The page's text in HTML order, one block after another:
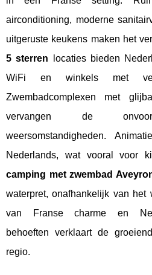
airconditioning, moderne
uitgeruste keukens maken het
5 sterren locaties bieden
WiFi en winkels met
Zwembadcomplexen met
vervangen de
weersomstandigheden.
Nederlands, wat vooral voor
camping met zwembad
waterpret, onafhankelijk van het
van Franse charme en
behoeften verklaart de
regio.